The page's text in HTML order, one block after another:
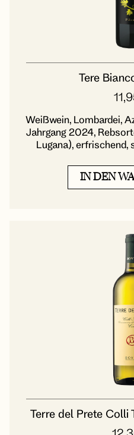
Tere
Weißwein, Lombardei,
Jahrgang 2024,
Lugana), erfrischend,
IN DEN
Terre del Prete